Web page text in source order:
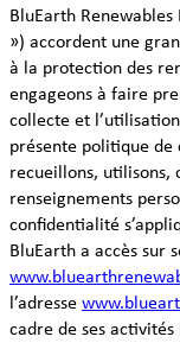
BluEarth
») accordent une
à la protection des
engageons à faire
collecte et
présente politique
recueillons, utilisons,
renseignements
confidentialité
BluEarth a accès sur
l’adresse
cadre de ses